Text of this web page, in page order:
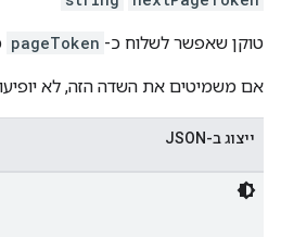
טוקן שאפשר לשלוח כ- pageToken
אם משמיטים את השדה הזה, לא
ייצוג ב-JSON